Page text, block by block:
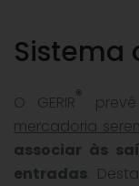
Sistema
O GERIR®
mercadoria
associar às
entradas .